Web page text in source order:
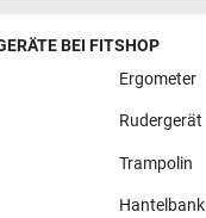
BEI FITSHOP
Ergometer
Rudergerät
Trampolin
Hantelbank